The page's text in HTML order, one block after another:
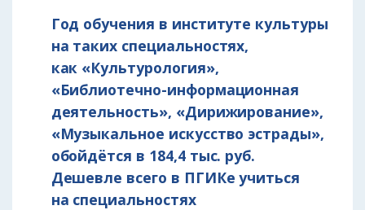
Год обучения в институте культуры
на таких специальностях,
как «Культурология»,
«Библиотечно-информационная
деятельность», «Дирижирование»,
«Музыкальное искусство эстрады»,
обойдётся в 184,4 тыс. руб.
Дешевле всего в ПГИКе учиться
на специальностях